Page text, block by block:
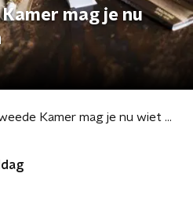
mag je nu
Van de Tweede Kamer mag je nu wiet gaan telen